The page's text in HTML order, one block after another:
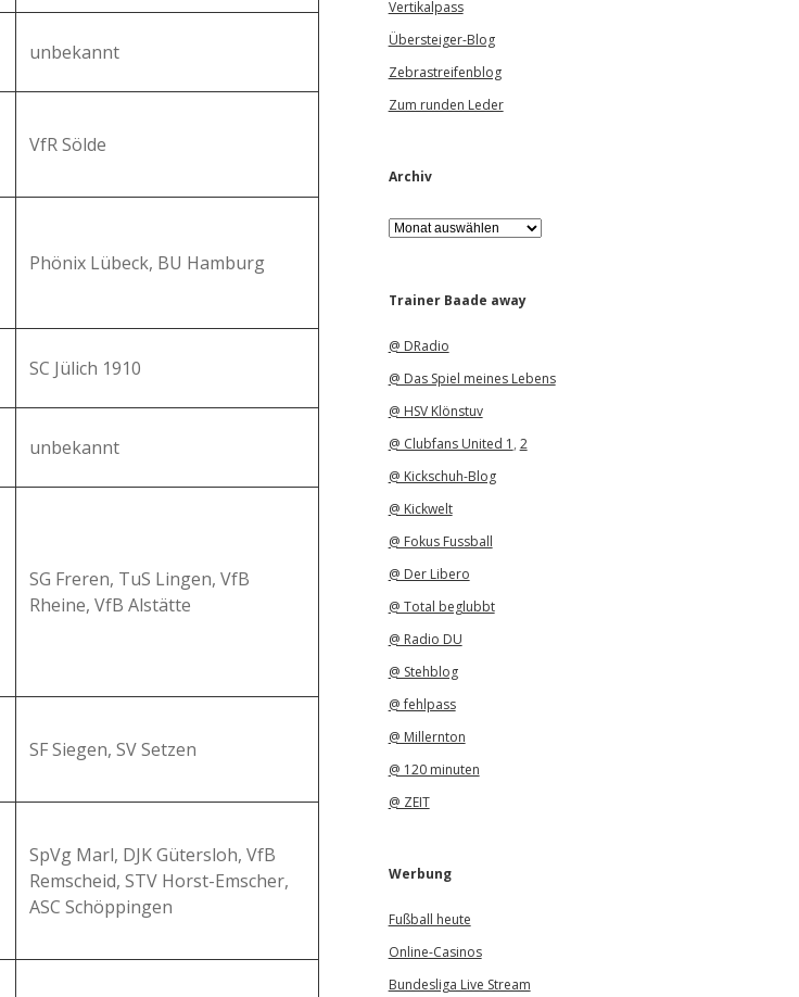
unbekannt
VfR Sölde
Phönix Lübeck, BU Hamburg
SC Jülich 1910
unbekannt
SG Freren, TuS Lingen, VfB
Rheine, VfB Alstätte
SF Siegen, SV Setzen
SpVg Marl, DJK Gütersloh, VfB
Remscheid, STV Horst-Emscher,
ASC Schöppingen
Vertikalpass
Übersteiger-Blog
Zebrastreifenblog
Zum runden Leder
Archiv
A
r
iTrainer Baade away
@ DRadio
@ Das Spiel meines Lebens
@ HSV Klönstuv
@ Clubfans United 1 , 2
@ Kickschuh-Blog
@ Kickwelt
@ Fokus Fussball
@ Der Libero
@ Total beglubbt
@ Radio DU
@ Stehblog
@ fehlpass
@ Millernton
@ 120 minuten
@ ZEIT
Werbung
Fußball heute
Online-Casinos
Bundesliga Live Stream